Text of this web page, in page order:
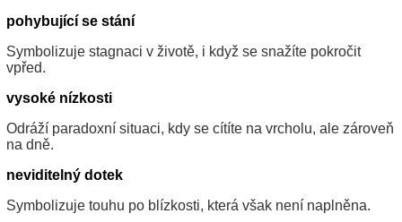
pohybující se stání
Symbolizuje stagnaci v životě, i když se snažíte pokročit
vpřed.
vysoké nízkosti
Odráží paradoxní situaci, kdy se cítíte na vrcholu, ale zároveň
na dně.
neviditelný dotek
Symbolizuje touhu po blízkosti, která však není naplněna.